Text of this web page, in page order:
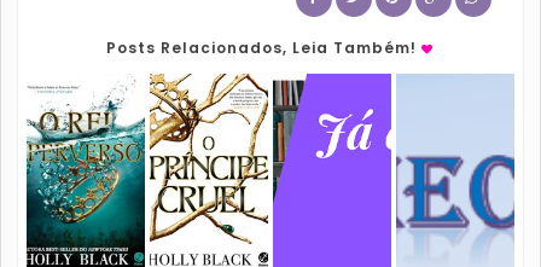
Posts Relacionados, Leia Também!